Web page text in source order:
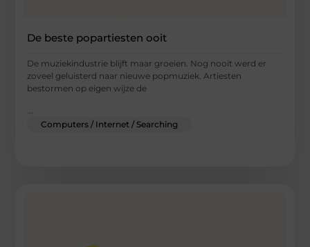
De beste popartiesten ooit
De muziekindustrie blijft maar groeien. Nog nooit werd er
zoveel geluisterd naar nieuwe popmuziek. Artiesten
bestormen op eigen wijze de
...
Computers / Internet / Searching